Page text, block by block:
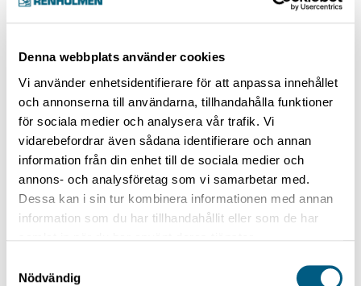
Denna webbplats använder cookies
Vi använder enhetsidentifierare för att anpassa innehållet
och annonserna till användarna, tillhandahålla funktioner
för sociala medier och analysera vår trafik. Vi
vidarebefordrar även sådana identifierare och annan
information från din enhet till de sociala medier och
annons- och analysföretag som vi samarbetar med.
Dessa kan i sin tur kombinera informationen med annan
information som du har tillhandahållit eller som de har
Nödvändig
Truckströhantering
2 artiklar